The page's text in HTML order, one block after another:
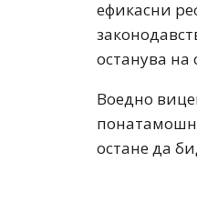
ефикасни
останува на
Воедно
остане да